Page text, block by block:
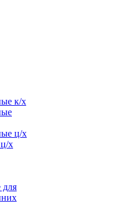
к/х
ц/х
х
для